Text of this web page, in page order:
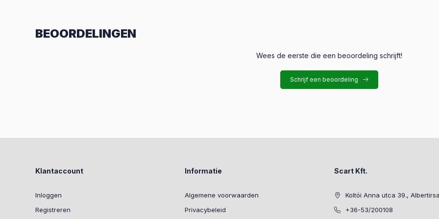
BEOORDELINGEN
Wees de eerste die een beoordeling schrijft!
Schrijf een beoordeling
Klantaccount
Inloggen
Registreren
Informatie
Algemene voorwaarden
Privacybeleid
Scart Kft.
Koltói Anna utca 39.,
+36-53/200108